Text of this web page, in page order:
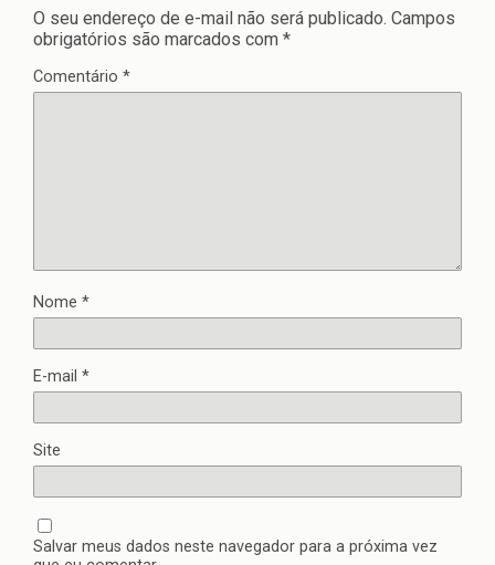
O seu endereço de e-mail não será publicado. Campos
obrigatórios são marcados com *
Comentário *
Nome *
E-mail *
Site
Salvar meus dados neste navegador para a próxima vez